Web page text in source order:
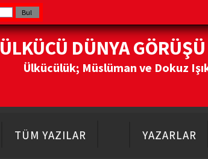
ÜLKÜCÜ DÜNYA GÖRÜŞÜ
Ülkücülük; Müslüman ve Dokuz
TÜM YAZILAR YAZARLAR